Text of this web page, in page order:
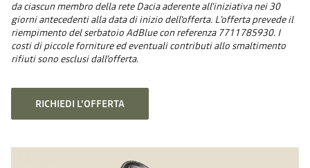
da ciascun membro della rete Dacia aderente all'iniziativa nei 30
giorni antecedenti alla data di inizio dell'offerta. L'offerta prevede il
riempimento del serbatoio AdBlue con referenza 7711785930. I
costi di piccole forniture ed eventuali contributi allo smaltimento
rifiuti sono esclusi dall’offerta.
RICHIEDI L'OFFERTA